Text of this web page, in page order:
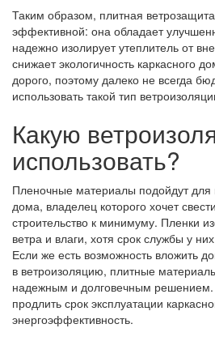
Таким образом, плитная
эффективной: она обладает
надежно изолирует утеплитель от
снижает экологичность каркасного
дорого, поэтому далеко не всегда
использовать такой тип
Какую
использовать?
Пленочные материалы подойдут для
дома, владелец которого хочет
строительство к минимуму. Пленки
ветра и влаги, хотя срок службы у
Если же есть возможность вложить
в ветроизоляцию, плитные
надежным и долговечным решением.
продлить срок эксплуатации
энергоэффективность.